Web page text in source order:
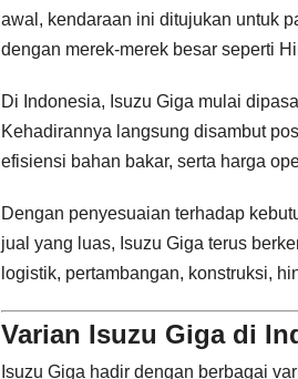
awal, kendaraan ini ditujukan untuk
dengan merek-merek besar seperti
Di Indonesia, Isuzu Giga mulai
Kehadirannya langsung disambut
efisiensi bahan bakar, serta harga
Dengan penyesuaian terhadap
jual yang luas, Isuzu Giga terus
logistik, pertambangan, konstruksi,
Varian Isuzu Giga di
Isuzu Giga hadir dengan berbagai